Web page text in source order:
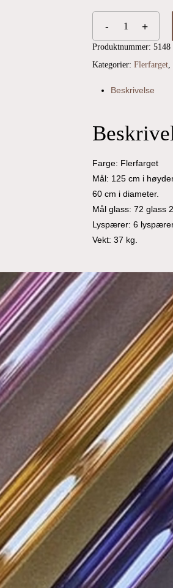
Produktnummer:5148
Kategorier:Flerfarget,
Beskrivelse
Farge: Flerfarget
Mål: 125 cm i
60 cm i diameter.
Mål glass: 72 glass
Lyspærer: 6
Vekt: 37 kg.